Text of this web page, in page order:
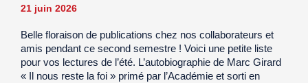
21 juin 2026
Belle floraison de publications chez nos collaborateurs et
amis pendant ce second semestre ! Voici une petite liste
pour vos lectures de l’été. L’autobiographie de Marc Girard
« Il nous reste la foi » primé par l’Académie et sorti en